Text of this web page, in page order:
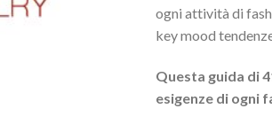
ogni attività di
key mood
Questa guida di
esigenze di ogni